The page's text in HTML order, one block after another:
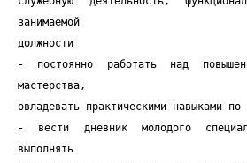
занимаемой
должности
- постоянно работать над
мастерства,
овладевать практическими навыками по
- вести дневник молодого
выполнять